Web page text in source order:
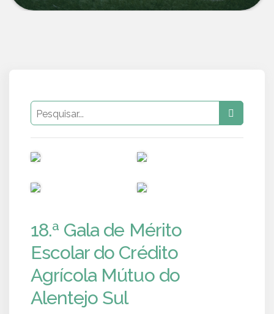
18.ª Gala de Mérito
Escolar do Crédito
Agrícola Mútuo do
Alentejo Sul